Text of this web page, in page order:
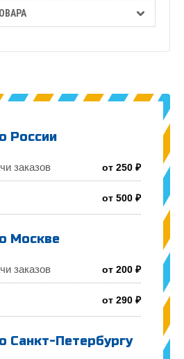
России
заказов от 250 ₽
от 500 ₽
Москве
заказов от 200 ₽
от 290 ₽
Санкт-Петербургу